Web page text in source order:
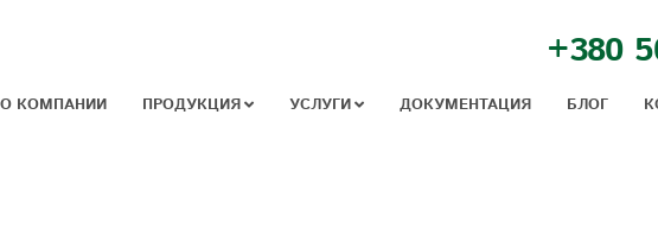
+380
О КОМПАНИИ ПРОДУКЦИЯ УСЛУГИ ДОКУМЕНТАЦИЯ БЛОГ